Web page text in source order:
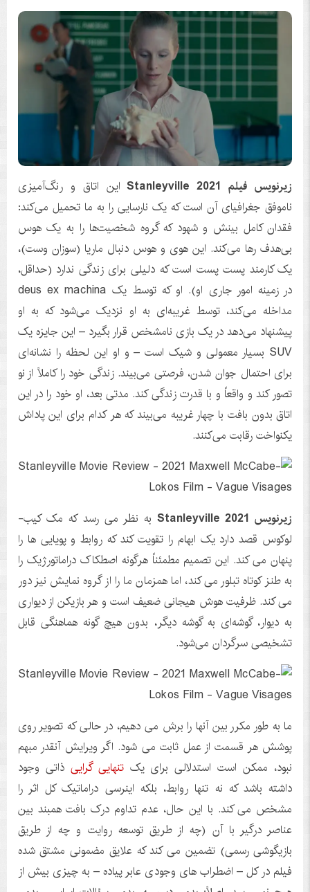
زیرنویس فیلم Stanleyville 2021
این اتاق و رنگ‌آمیزی
ناموفق جغرافیای آن است که یک نارسایی را به ما تحمیل می‌کند:
فقدان کامل بینش و شهود که گروه شخصیت‌ها را به یک هوس
بی‌هدف رها می‌کند. این هوی و هوس دنبال ماریا (سوزان وست)،
یک کارمند پست پست است که دلیلی برای زندگی ندارد (حداقل،
در زمینه امور جاری او). او که توسط یک deus ex machina
مداخله می‌کند، توسط غریبه‌ای به او نزدیک می‌شود که به او
پیشنهاد می‌دهد در یک بازی نامشخص قرار بگیرد – این جایزه یک
SUV بسیار معمولی و شیک است – و او این لحظه را نشانه‌ای
برای احتمال جوان شدن، فرصتی می‌بیند. زندگی خود را کاملاً از نو
تصور کند و واقعاً و با قدرت زندگی کند. مدتی بعد، او خود را در این
اتاق بدون بافت با چهار غریبه می‌بیند که هر کدام برای این پاداش
یکنواخت رقابت می‌کنند.
زیرنویس Stanleyville 2021
به نظر می رسد که مک کیب-
لوکوس قصد دارد یک ابهام را تقویت کند که روابط و پویایی ها را
پنهان می کند. این تصمیم مطمئناً هرگونه اصطکاک دراماتورژیک را
به طنز کوتاه تبلور می کند، اما همزمان ما را از گروه نمایش نیز دور
می کند. ظرفیت هوش هیجانی ضعیف است و هر بازیکن از دیواری
به دیوار، گوشه‌ای به گوشه دیگر، بدون هیچ گونه هماهنگی قابل
تشخیصی سرگردان می‌شود.
ما به طور مکرر بین آنها را برش می دهیم، در حالی که تصویر روی
پوشش هر قسمت از عمل ثابت می شود. اگر ویرایش آنقدر مبهم
نبود، ممکن است استدلالی برای یکتنهایی گرایی ذاتی وجود
داشته باشد که نه تنها روابط، بلکه اینرسی دراماتیک کل اثر را
مشخص می کند. با این حال، عدم تداوم درک بافت همبند بین
عناصر درگیر با آن (چه از طریق توسعه روایت و چه از طریق
بازیگوشی رسمی) تضمین می کند که علایق مضمونی مشتق شده
فیلم در کل – اضطراب های وجودی عابر پیاده – به چیزی بیش از